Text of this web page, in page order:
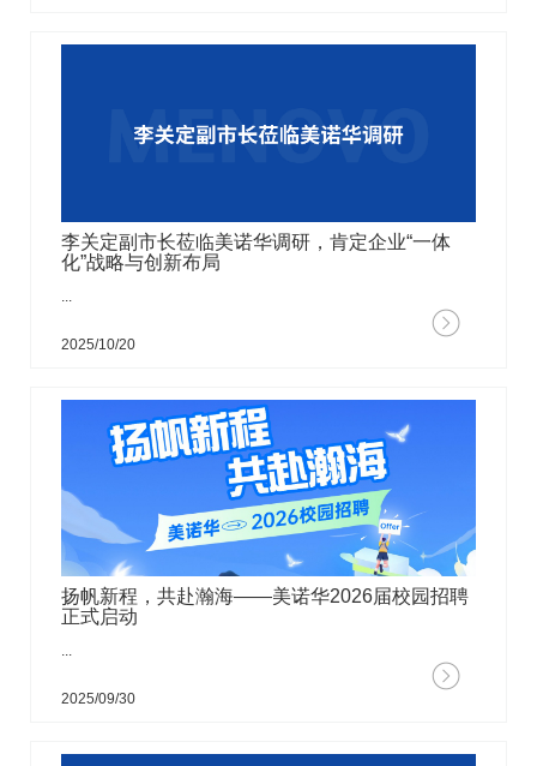
李关定副市长莅临美诺华调研，肯定企业“一体
化”战略与创新布局
2025/10/20
扬帆新程，共赴瀚海——美诺华2026届校园招聘
正式启动
...
2025/09/30